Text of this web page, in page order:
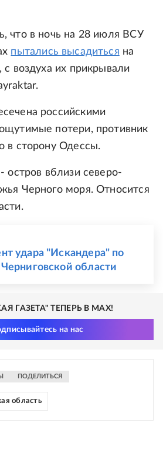
что в ночь на 28 июля ВСУ
пытались высадиться на
с воздуха их прикрывали
российскими
потери, противник
в сторону Одессы.
- остров вблизи северо-
Черного моря. Относится
удара "Искандера" по
области
ГАЗЕТА" ТЕПЕРЬ В MAX!
на нас
ПОДЕЛИТЬСЯ
область